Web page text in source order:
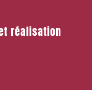
réalisation